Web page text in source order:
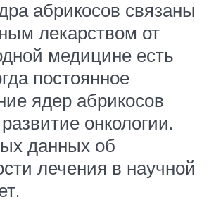
абрикосов связаны
лекарством от
медицине есть
постоянное
ядер абрикосов
онкологии.
данных об
лечения в научной